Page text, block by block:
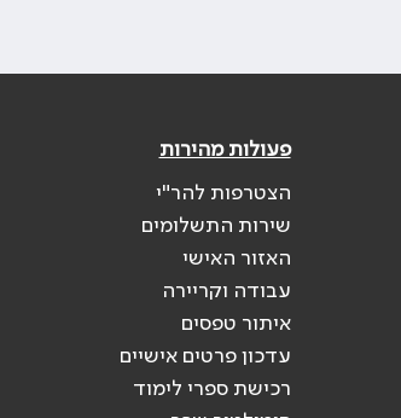
פעולות מהירות
הצטרפות להר"י
שירות התשלומים
האזור האישי
עבודה וקריירה
איתור טפסים
עדכון פרטים אישיים
רכישת ספרי לימוד